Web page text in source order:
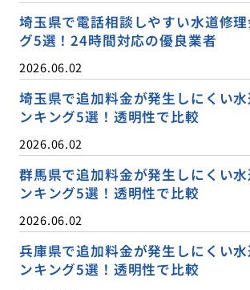
埼玉県で電話相談しやすい水道修
グ5選！24時間対応の優良業者
2026.06.02
埼玉県で追加料金が発生しにくい
ンキング5選！透明性で比較
2026.06.02
群馬県で追加料金が発生しにくい
ンキング5選！透明性で比較
2026.06.02
兵庫県で追加料金が発生しにくい
ンキング5選！透明性で比較